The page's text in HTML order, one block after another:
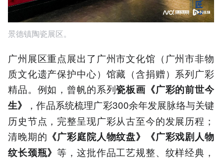
景德镇陶瓷展区。
广州展区重点展出了广州市文化馆（广州市非物
质文化遗产保护中心）馆藏（含捐赠）系列广彩
精品。例如，曾帆的系列瓷板画《广彩的前世今
生》
，作品系统梳理广彩300余年发展脉络与关键
历史节点，完整呈现广彩从古至今的发展历程；
清晚期的 《广彩庭院人物纹盘》《广彩戏剧人物
纹长颈瓶》等，这批作品工艺规整、纹样经典，